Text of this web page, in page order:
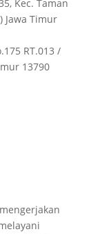
Kec. Taman
Jawa Timur
RT.013 /
13790